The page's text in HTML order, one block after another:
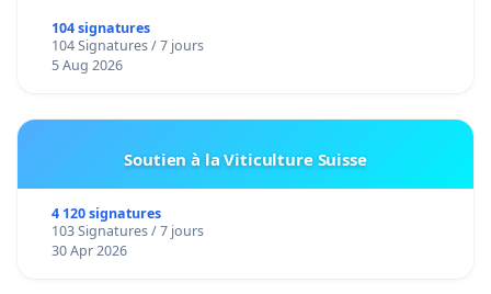
104 signatures
104 Signatures / 7 jours
5 Aug 2026
Soutien à la Viticulture Suisse
4 120 signatures
103 Signatures / 7 jours
30 Apr 2026